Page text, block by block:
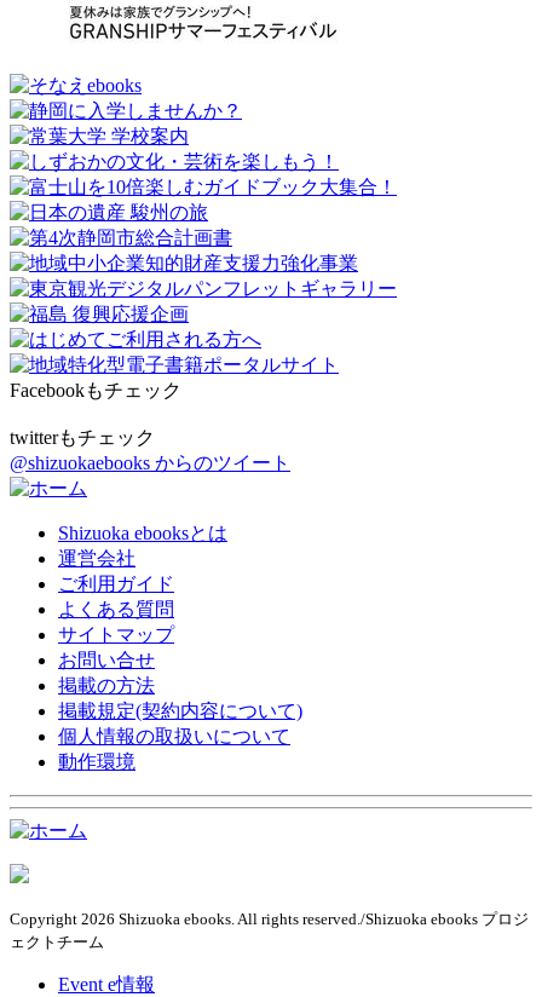
Facebookもチェック
twitterもチェック
@shizuokaebooks からのツイート
Shizuoka ebooksとは
運営会社
ご利用ガイド
よくある質問
サイトマップ
お問い合せ
掲載の方法
掲載規定(契約内容について)
個人情報の取扱いについて
動作環境
Copyright 2026 Shizuoka ebooks. All rights reserved./Shizuoka ebooks プロジ
ェクトチーム
Event e情報